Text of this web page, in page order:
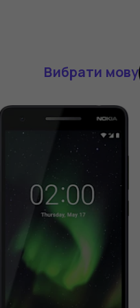
Вибрати мову